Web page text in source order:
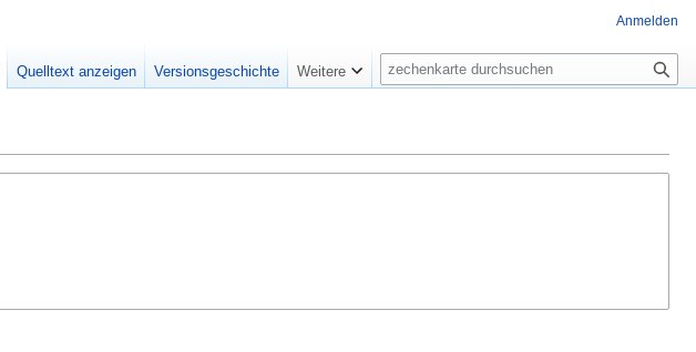
Anmelden
Quelltext anzeigen Versionsgeschichte Weitere
Suche